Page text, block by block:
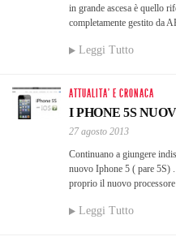
in grande ascesa è quello
completamente gestito da
Leggi Tutto
ATTUALITA' E CRONACA
I PHONE 5S
27 agosto 2013
Continuano a giungere
nuovo Iphone 5 ( pare 5S)
proprio il nuovo
Leggi Tutto